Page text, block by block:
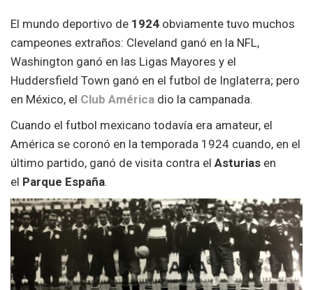
El mundo deportivo de 1924 obviamente tuvo muchos
campeones extraños: Cleveland ganó en la NFL,
Washington ganó en las Ligas Mayores y el
Huddersfield Town ganó en el futbol de Inglaterra; pero
en México, el Club América dio la campanada.
Cuando el futbol mexicano todavía era amateur, el
América se coronó en la temporada 1924 cuando, en el
último partido, ganó de visita contra el Asturias en
el Parque España.